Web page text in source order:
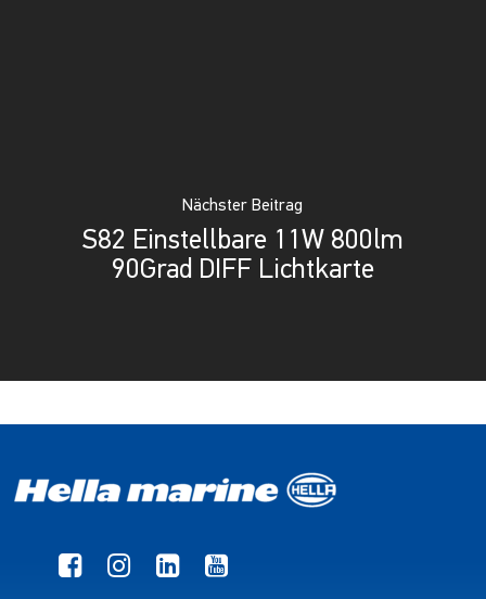
Nächster Beitrag
S82 Einstellbare 11W 800lm
90Grad DIFF Lichtkarte